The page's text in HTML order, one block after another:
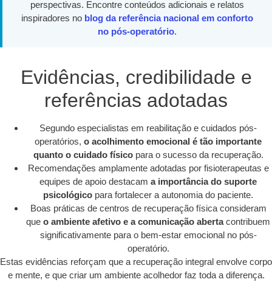
perspectivas. Encontre conteúdos adicionais e relatos
inspiradores no blog da referência nacional em conforto
no pós-operatório.
Evidências, credibilidade e
referências adotadas
Segundo especialistas em reabilitação e cuidados pós-
operatórios, o acolhimento emocional é tão importante
quanto o cuidado físicopara o sucesso da recuperação.
Recomendações amplamente adotadas por fisioterapeutas e
equipes de apoio destacam a importância do suporte
psicológico para fortalecer a autonomia do paciente.
Boas práticas de centros de recuperação física consideram
que o ambiente afetivo e a comunicação abertacontribuem
significativamente para o bem-estar emocional no pós-
operatório.
Estas evidências reforçam que a recuperação integral envolve corpo
e mente, e que criar um ambiente acolhedor faz toda a diferença.